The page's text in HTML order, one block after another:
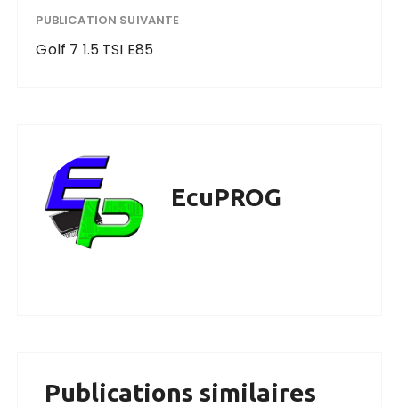
PUBLICATION SUIVANTE
Golf 7 1.5 TSI E85
EcuPROG
Publications similaires